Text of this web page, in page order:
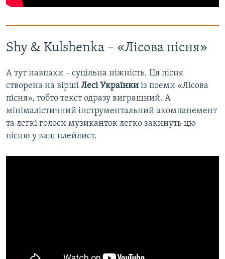
Shy & Kulshenka – «Лісова пісня»
А тут навпаки – суцільна ніжність. Ця пісня
створена на вірші Лесі Українки із поеми «Лісова
пісня», тобто текст одразу виграшний. А
мінімалістичний інструментальний акомпанемент
та легкі голоси музиканток легко закинуть цю
пісню у ваш плейлист.